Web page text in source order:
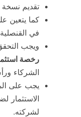
تقديم
كما يتعين
في
ويجب
رخصة
الشركاء
يجب على
الاستثمار
لشركته.